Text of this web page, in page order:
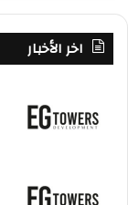
اخر الأخبار